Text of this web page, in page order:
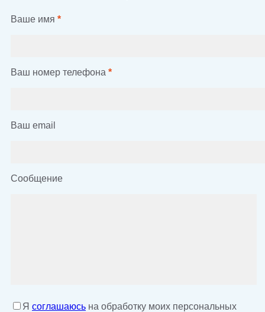
Ваше имя *
Ваш номер телефона *
Ваш email
Сообщение
Я соглашаюсь на обработку моих персональных